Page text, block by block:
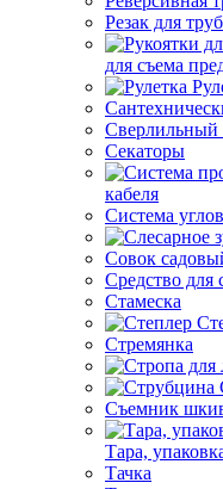
Резак для труб
для съема
Сверлильный
Секаторы
кабеля
Система
Совок
Средство для
Стамеска
Стремянка
Съемник
Тара,
Тачка